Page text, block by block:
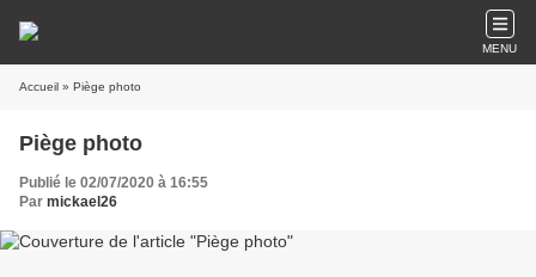
MENU
Accueil » Piège photo
Piège photo
Publié le 02/07/2020 à 16:55
Par mickael26